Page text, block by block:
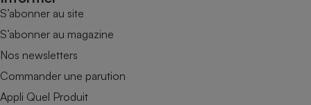
S’abonner au site
S’abonner au magazine
Nos newsletters
Commander une parution
Appli Quel Produit